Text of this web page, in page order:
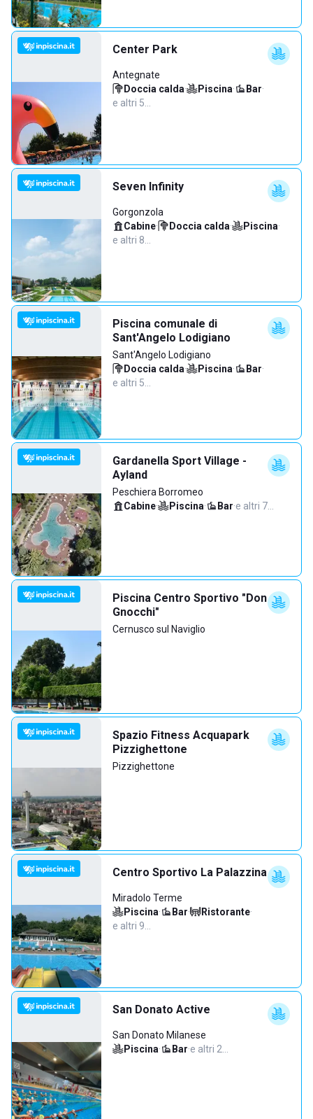
Center Park
Antegnate
Doccia calda· Piscina· Bar·
e altri 5…
Seven Infinity
Gorgonzola
Cabine· Doccia calda· Piscina·
e altri 8…
Piscina comunale di
Sant'Angelo Lodigiano
Sant'Angelo Lodigiano
Doccia calda· Piscina· Bar·
e altri 5…
Gardanella Sport Village -
Ayland
Peschiera Borromeo
Cabine· Piscina· Bar·e altri 7…
Piscina Centro Sportivo "Don
Gnocchi"
Cernusco sul Naviglio
Spazio Fitness Acquapark
Pizzighettone
Pizzighettone
Centro Sportivo La Palazzina
Miradolo Terme
Piscina· Bar· Ristorante·
e altri 9…
San Donato Active
San Donato Milanese
Piscina· Bar·e altri 2…